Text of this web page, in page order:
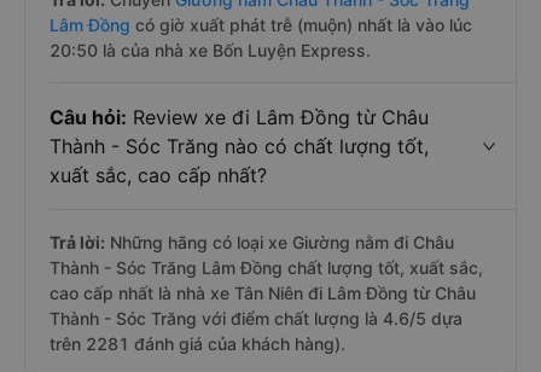
Lâm Đồng có giờ xuất phát trễ (muộn) nhất là vào lúc
20:50 là của nhà xe Bốn Luyện Express.
Câu hỏi: Review xe đi Lâm Đồng từ Châu
Thành - Sóc Trăng nào có chất lượng tốt,
xuất sắc, cao cấp nhất?
Trả lời: Những hãng có loại xe Giường nằm đi Châu
Thành - Sóc Trăng Lâm Đồng chất lượng tốt, xuất sắc,
cao cấp nhất là nhà xe Tân Niên đi Lâm Đồng từ Châu
Thành - Sóc Trăng với điểm chất lượng là 4.6/5 dựa
trên 2281 đánh giá của khách hàng).